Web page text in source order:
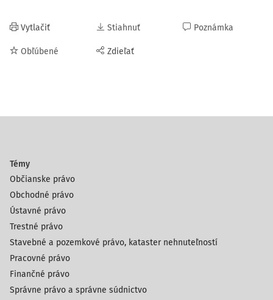
Vytlačiť
Obľúbené
Stiahnuť
Zdieľať
Poznámka
Témy
Občianske právo
Obchodné právo
Ústavné právo
Trestné právo
Stavebné a pozemkové právo, kataster nehnuteľností
Pracovné právo
Finančné právo
Správne právo a správne súdnictvo